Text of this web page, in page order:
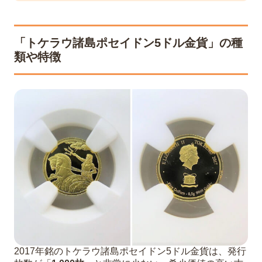
「トケラウ諸島ポセイドン5ドル金貨」の種
類や特徴
2017年銘のトケラウ諸島ポセイドン5ドル金貨は、発行